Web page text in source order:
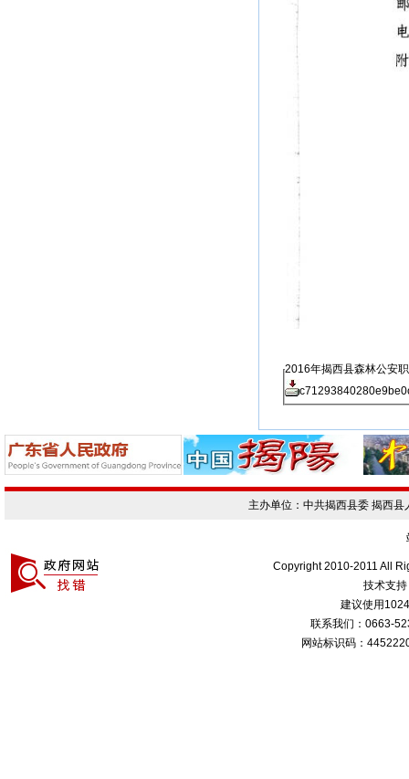
2016年揭西县森林公安
主办单位：中共揭西县委 揭西
Copyright 2010-2011 All
技术支
建议使用
联系我们：0663-
网站标识码：